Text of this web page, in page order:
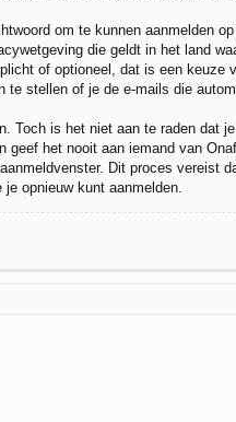
om te kunnen aanmelden
die geldt in het land
of optioneel, dat is een
stellen of je de e-mails die
is het niet aan te raden dat
het nooit aan iemand van
Dit proces vereist
opnieuw kunt aanmelden.